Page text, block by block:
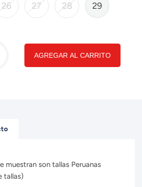
26 27 28 29
AGREGAR AL CARRITO
muestran son tallas Peruanas
tallas)